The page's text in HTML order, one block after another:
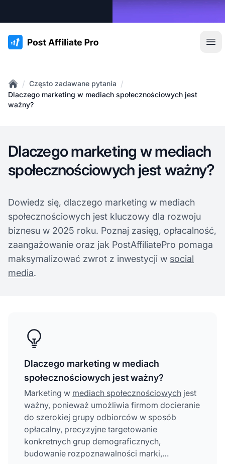
:site.title
Home
/ Często zadawane pytania /
Dlaczego marketing w mediach społecznościowych jest
ważny?
Dlaczego marketing w mediach
społecznościowych jest ważny?
Dowiedz się, dlaczego marketing w mediach
społecznościowych jest kluczowy dla rozwoju
biznesu w 2025 roku. Poznaj zasięg, opłacalność,
zaangażowanie oraz jak PostAffiliatePro pomaga
maksymalizować zwrot z inwestycji w social
media.
Dlaczego marketing w mediach
społecznościowych jest ważny?
Marketing w mediach społecznościowych jest
ważny, ponieważ umożliwia firmom docieranie
do szerokiej grupy odbiorców w sposób
opłacalny, precyzyjne targetowanie
konkretnych grup demograficznych,
budowanie rozpoznawalności marki,